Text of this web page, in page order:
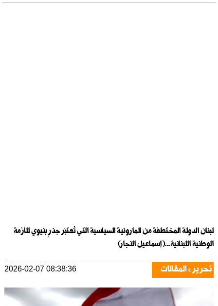
لبنان الدولة المختطفة من المارونية السياسية التي تُعتبَر جذرٍ بنيوي للأزمة
الوطنية اللبنانية...( إسماعيل النجار)
تحرير المقالات 2026-02-07 08:38:36